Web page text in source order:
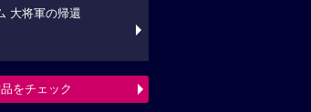
大将軍の帰還
をチェック